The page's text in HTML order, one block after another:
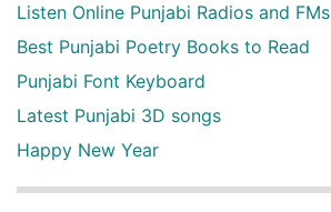
Listen Online Punjabi Radios and FMs
Best Punjabi Poetry Books to Read
Punjabi Font Keyboard
Latest Punjabi 3D songs
Happy New Year